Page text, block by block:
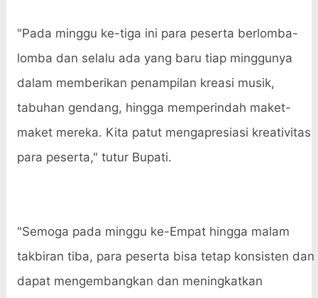
"Pada minggu ke-tiga ini para peserta berlomba-
lomba dan selalu ada yang baru tiap minggunya
dalam memberikan penampilan kreasi musik,
tabuhan gendang, hingga memperindah maket-
maket mereka. Kita patut mengapresiasi kreativitas
para peserta," tutur Bupati.
"Semoga pada minggu ke-Empat hingga malam
takbiran tiba, para peserta bisa tetap konsisten dan
dapat mengembangkan dan meningkatkan